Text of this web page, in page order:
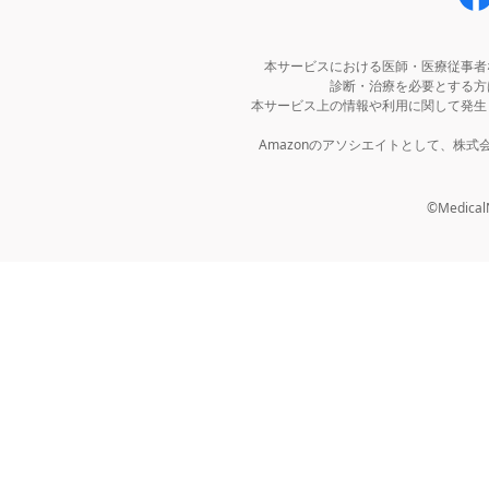
本サービスにおける医師・医療従事
診断・治療を必要とする
本サービス上の情報や利用に関して発
Amazonのアソシエイトとして、株式